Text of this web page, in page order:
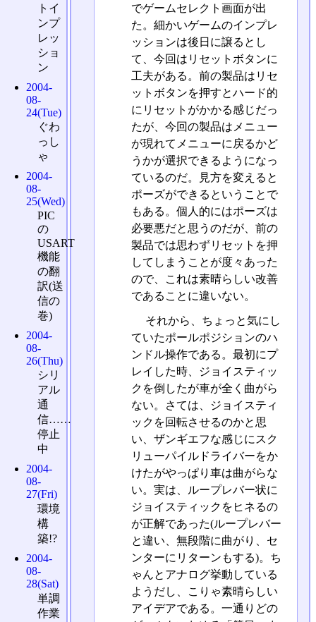
でゲームセレクト画面が出
た。細かいゲームのインプレ
ッションは後日に譲るとし
て、今回はリセットボタンに
工夫がある。前の製品はリセ
ットボタンを押すとハード的
にリセットがかかる感じだっ
たが、今回の製品はメニュー
が現れてメニューに戻るかど
うかが選択できるようになっ
ているのだ。見方を変えると
ポーズができるということで
もある。個人的にはポーズは
必要悪だと思うのだが、前の
製品では思わずリセットを押
してしまうことが度々あった
ので、これは素晴らしい改善
であることに違いない。
それから、ちょっと気にし
ていたポールポジションのハ
ンドル操作である。最初にプ
レイした時、ジョイスティッ
クを倒したが車が全く曲がら
ない。さては、ジョイスティ
ックを回転させるのかと思
い、ザンギエフな感じにスク
リューパイルドライバーをか
けたがやっぱり車は曲がらな
い。実は、ループレバー状に
ジョイスティックをヒネるの
が正解であった(ループレバー
と違い、無段階に曲がり、セ
ンターにリターンもする)。ち
ゃんとアナログ挙動している
ようだし、こりゃ素晴らしい
アイデアである。一通りどの
トイ
ンプ
レッ
ショ
ン
2004-
08-
24(Tue)
ぐわ
っし
ゃ
2004-
08-
25(Wed)
PIC
の
USART
機能
の翻
訳(送
信の
巻)
2004-
08-
26(Thu)
シリ
アル
通
信……
停止
中
2004-
08-
27(Fri)
環境
構
築!?
2004-
08-
28(Sat)
単調
作業